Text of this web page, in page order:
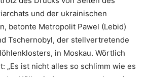
und der ukrainischen
betonte Metropolit Pawel (Lebid)
Tschernobyl, der stellvertretende
in Moskau. Wörtlich
„Es ist nicht alles so schlimm wie es